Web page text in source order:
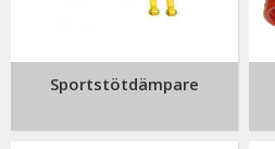
Sportstötdämpare